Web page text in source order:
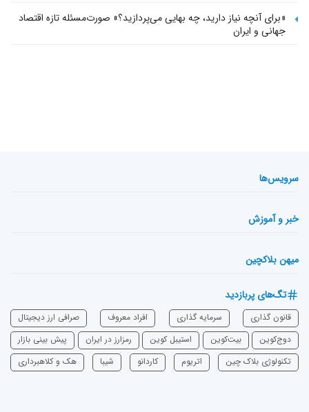
«برای آنچه نیاز دارید، چه بهایی می‌پردازید؟» صورت‌مسئله تازه اقتصاد
جهانی و ایران
سرویس‌ها
خبر و آموزش
میهن بلاکچین
تگ‌های پربازدید
قانون گذاری سرمایه‌ گذاری افراد معروف
صرافی ارز دیجیتال
دوج‌کوین
بیت‌کوین استیبل کوین رمزارز در ایران
پیش بینی بازار
تکنولوژی بلاک چین
اتریوم ‌کاردانو شیبا هک و کلاهبرداری